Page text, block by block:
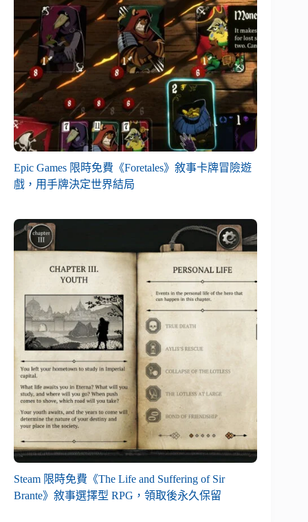
Epic Games 限時免費《Foretales》敘事卡牌冒險遊
戲，用手牌決定世界結局
Steam 限時免費《The Life and Suffering of Sir
Brante》敘事選擇型 RPG，領取後永久保留